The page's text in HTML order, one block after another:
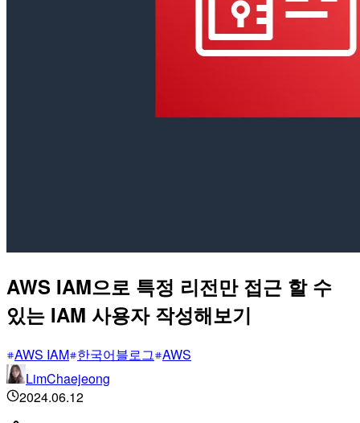
AWS IAM으로 특정 리전만 접근 할 수
있는 IAM 사용자 작성해보기
AWS IAM 한국어블로그 AWS
LimChaejeong
2024.06.12